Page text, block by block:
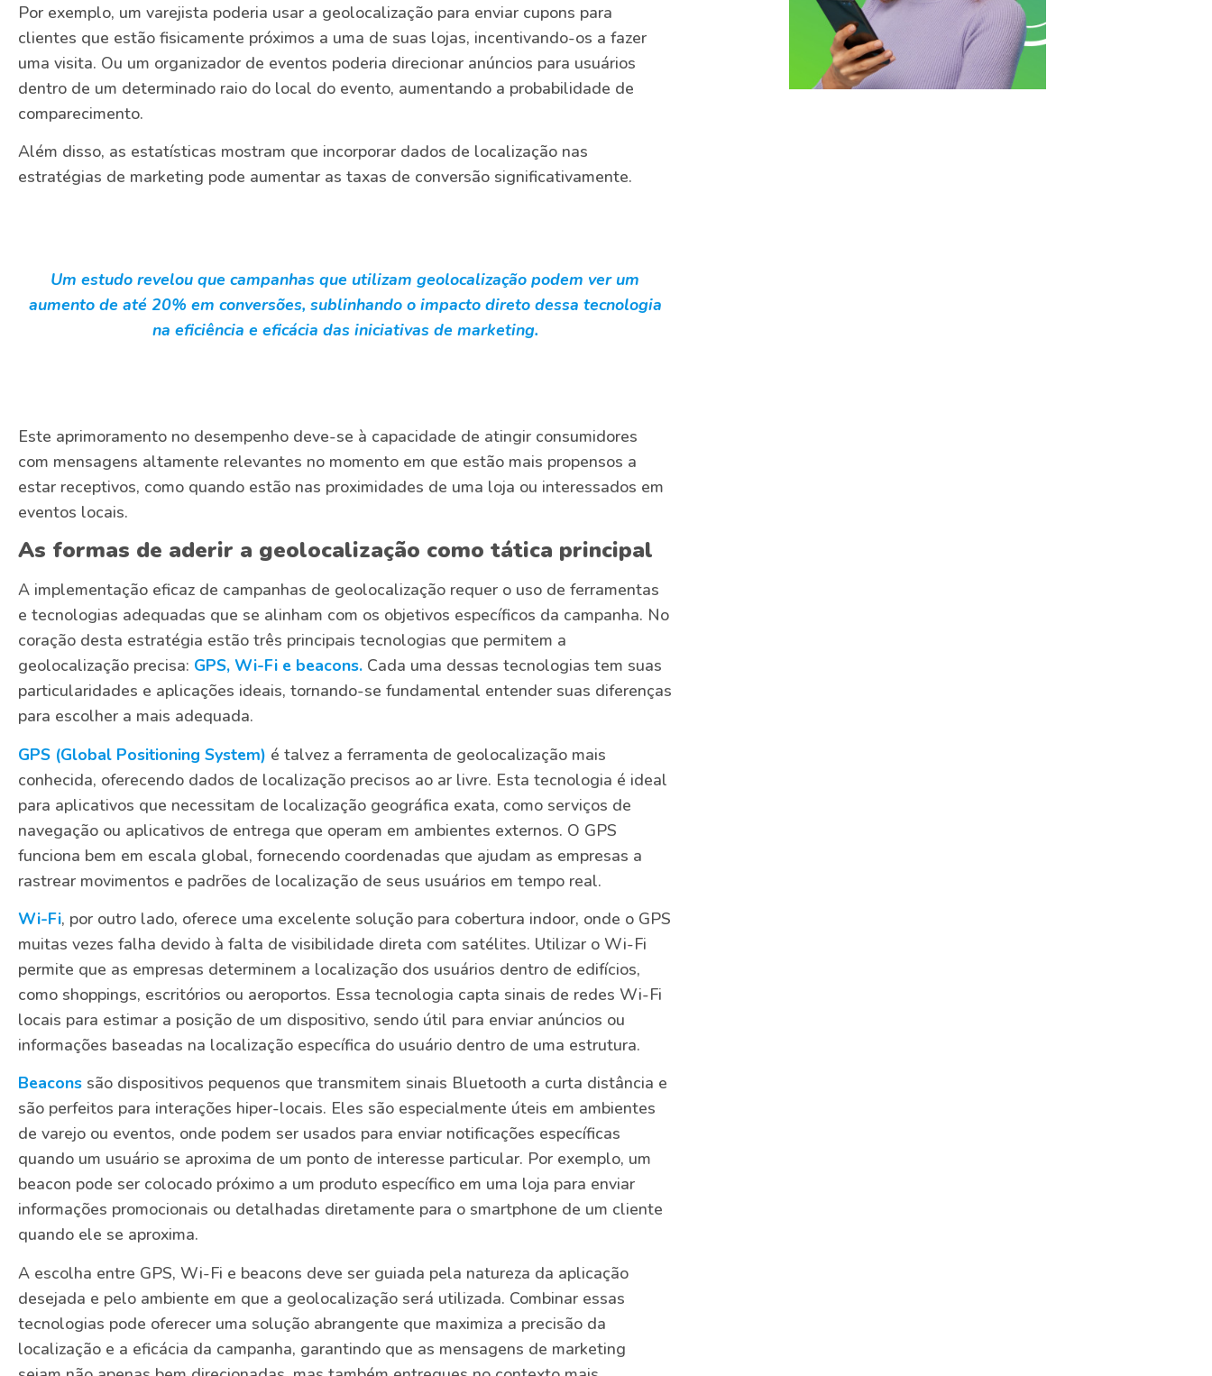
Por exemplo, um varejista poderia usar a geolocalização para enviar cupons para
clientes que estão fisicamente próximos a uma de suas lojas, incentivando-os a fazer
uma visita. Ou um organizador de eventos poderia direcionar anúncios para usuários
dentro de um determinado raio do local do evento, aumentando a probabilidade de
comparecimento.
Além disso, as estatísticas mostram que incorporar dados de localização nas
estratégias de marketing pode aumentar as taxas de conversão significativamente.
Um estudo revelou que campanhas que utilizam geolocalização podem ver um
aumento de até 20% em conversões, sublinhando o impacto direto dessa tecnologia
na eficiência e eficácia das iniciativas de marketing.
Este aprimoramento no desempenho deve-se à capacidade de atingir consumidores
com mensagens altamente relevantes no momento em que estão mais propensos a
estar receptivos, como quando estão nas proximidades de uma loja ou interessados em
eventos locais.
As formas de aderir a geolocalização como tática principal
A implementação eficaz de campanhas de geolocalização requer o uso de ferramentas
e tecnologias adequadas que se alinham com os objetivos específicos da campanha. No
coração desta estratégia estão três principais tecnologias que permitem a
geolocalização precisa: GPS, Wi-Fi e beacons. Cada uma dessas tecnologias tem suas
particularidades e aplicações ideais, tornando-se fundamental entender suas diferenças
para escolher a mais adequada.
GPS (Global Positioning System) é talvez a ferramenta de geolocalização mais
conhecida, oferecendo dados de localização precisos ao ar livre. Esta tecnologia é ideal
para aplicativos que necessitam de localização geográfica exata, como serviços de
navegação ou aplicativos de entrega que operam em ambientes externos. O GPS
funciona bem em escala global, fornecendo coordenadas que ajudam as empresas a
rastrear movimentos e padrões de localização de seus usuários em tempo real.
Wi-Fi, por outro lado, oferece uma excelente solução para cobertura indoor, onde o GPS
muitas vezes falha devido à falta de visibilidade direta com satélites. Utilizar o Wi-Fi
permite que as empresas determinem a localização dos usuários dentro de edifícios,
como shoppings, escritórios ou aeroportos. Essa tecnologia capta sinais de redes Wi-Fi
locais para estimar a posição de um dispositivo, sendo útil para enviar anúncios ou
informações baseadas na localização específica do usuário dentro de uma estrutura.
Beacons são dispositivos pequenos que transmitem sinais Bluetooth a curta distância e
são perfeitos para interações hiper-locais. Eles são especialmente úteis em ambientes
de varejo ou eventos, onde podem ser usados para enviar notificações específicas
quando um usuário se aproxima de um ponto de interesse particular. Por exemplo, um
beacon pode ser colocado próximo a um produto específico em uma loja para enviar
informações promocionais ou detalhadas diretamente para o smartphone de um cliente
quando ele se aproxima.
A escolha entre GPS, Wi-Fi e beacons deve ser guiada pela natureza da aplicação
desejada e pelo ambiente em que a geolocalização será utilizada. Combinar essas
tecnologias pode oferecer uma solução abrangente que maximiza a precisão da
localização e a eficácia da campanha, garantindo que as mensagens de marketing